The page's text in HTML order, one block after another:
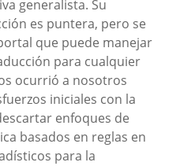
generalista. Su
es puntera, pero se
que puede manejar
para cualquier
ocurrió a nosotros
iniciales con la
enfoques de
basados en reglas en
para la